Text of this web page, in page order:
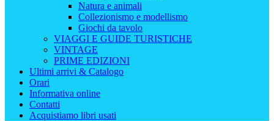
Natura e animali
Collezionismo e modellismo
Giochi da tavolo
VIAGGI E GUIDE TURISTICHE
VINTAGE
PRIME EDIZIONI
Ultimi arrivi & Catalogo
Orari
Informativa online
Contatti
Acquistiamo libri usati